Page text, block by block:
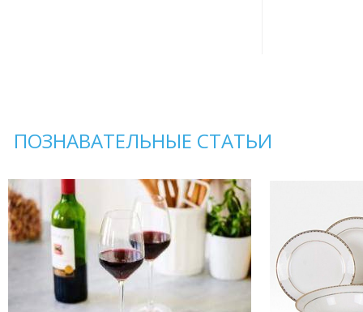
ПОЗНАВАТЕЛЬНЫЕ СТАТЬИ